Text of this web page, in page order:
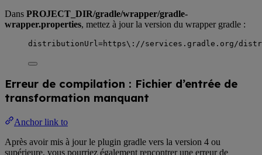
Dans PROJECT_DIR/gradle/wrapper/gradle-
wrapper.properties, mettez à jour la version du wrapper gradle :
distributionUrl=https\://services.gradle.org/
Erreur de compilation : Fichier d’entrée de
transformation manquant
Anchor link to
Après avoir mis à jour le plugin gradle vers la version 4 ou
supérieure, vous pourriez également rencontrer une erreur de